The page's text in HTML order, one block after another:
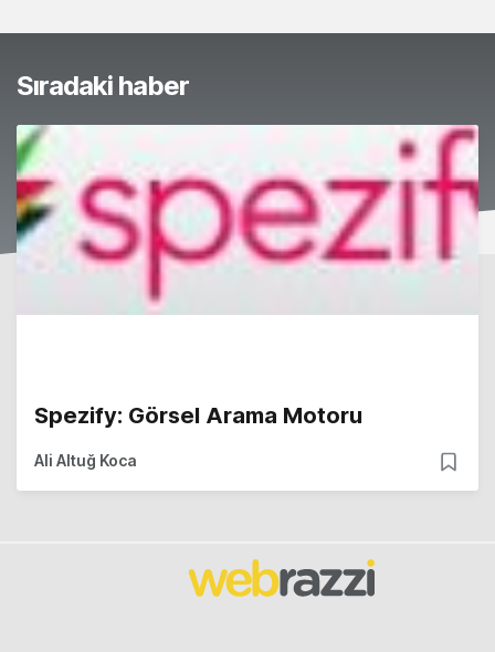
Sıradaki haber
Spezify: Görsel Arama Motoru
Ali Altuğ Koca